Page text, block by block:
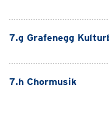
7.g Grafenegg
7.h Chormusik